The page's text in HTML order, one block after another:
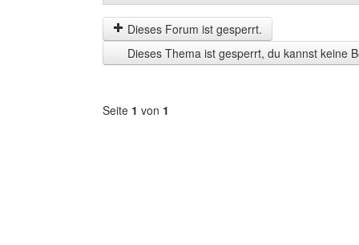
der
letzten
Zeit
anzeigen
by
Dieses Forum ist gesperrt.
Dieses Thema ist gesperrt, du kannst keine
Seite 1 von 1